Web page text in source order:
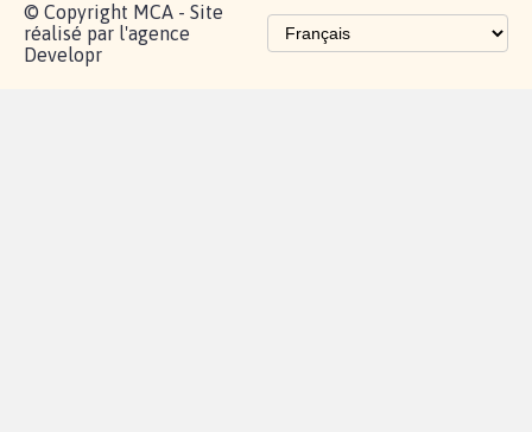
© Copyright MCA - Site
réalisé par l'agence
Developr